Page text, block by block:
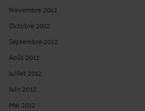
Novembre 2012
Octobre 2012
Septembre 2012
Août 2012
Juillet 2012
Juin 2012
Mai 2012